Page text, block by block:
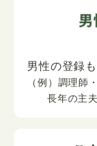
男性の登録
（例）調理師
長年の主